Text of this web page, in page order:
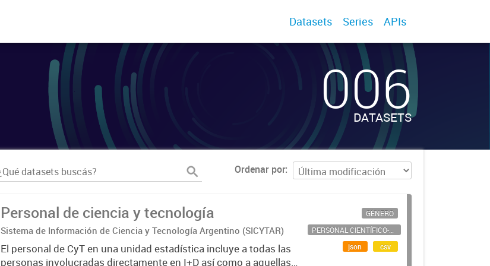
Datasets Series APIs
006
DATASETS
Ordenar por
Personal de ciencia y tecnología
Sistema de Información de Ciencia y Tecnología Argentino (SICYTAR)
El personal de CyT en una unidad estadística incluye a todas las
personas involucradas directamente en I+D así como a aquellas
GÉNERO
PERSONAL CIENTÍFICO-TECNOLÓGICO
json
csv